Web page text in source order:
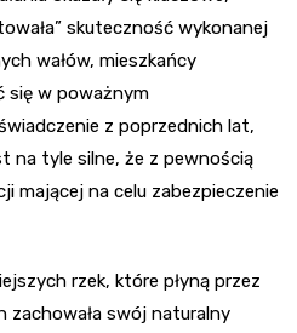
skuteczność wykonanej
wałów, mieszkańcy
się w poważnym
z poprzednich lat,
na tyle silne, że z pewnością
mającej na celu zabezpieczenie
rzek, które płyną przez
zachowała swój naturalny